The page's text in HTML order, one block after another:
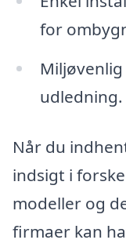
for
udledning.
Når du
indsigt i
modeller og
firmaer kan